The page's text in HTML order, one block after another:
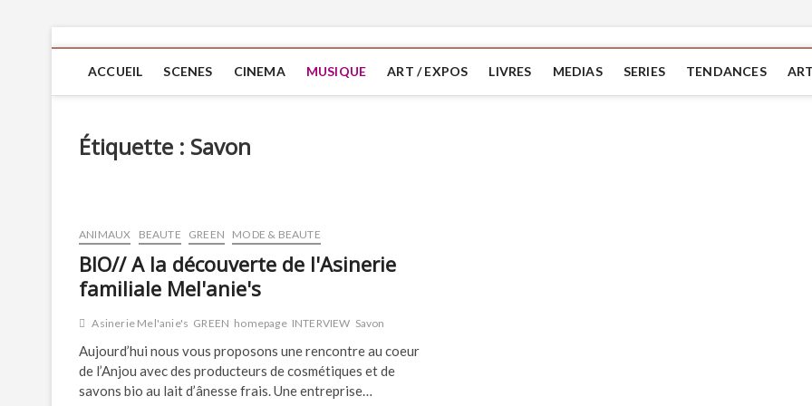
ACCUEIL SCENES CINEMA MUSIQUE ART / EXPOS LIVRES MEDIAS SERIES TENDANCES
Étiquette : Savon
ANIMAUX BEAUTE GREEN MODE & BEAUTE
BIO// A la découverte de l'Asinerie
familiale Mel'anie's
Asinerie Mel'anie's GREEN homepage INTERVIEW Savon
Aujourd’hui nous vous proposons une rencontre au coeur
de l’Anjou avec des producteurs de cosmétiques et de
savons bio au lait d’ânesse frais. Une entreprise…